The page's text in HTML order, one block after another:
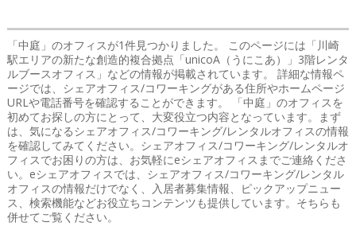
「中庭」のオフィスが1件見つかりました。 このページには「川崎
駅エリアの新たな創造的複合拠点「unicoA（うにこあ）」3階レンタ
ルブースオフィス」などの情報が掲載されています。 詳細な情報ペ
ージでは、シェアオフィス/コワーキングがある住所やホームページ
URLや電話番号を確認することができます。 「中庭」のオフィスを
初めてお探しの方にとって、大変役立つ内容となっています。まず
は、気になるシェアオフィス/コワーキング/レンタルオフィスの情報
を確認してみてください。シェアオフィス/コワーキング/レンタルオ
フィスでお困りの方は、お気軽にeシェアオフィスまでご連絡くださ
い。eシェアオフィスでは、シェアオフィス/コワーキング/レンタル
オフィスの情報だけでなく、入居者募集情報、ピックアップニュー
ス、検索機能などお役立ちコンテンツも提供しています。そちらも
併せてご覧ください。